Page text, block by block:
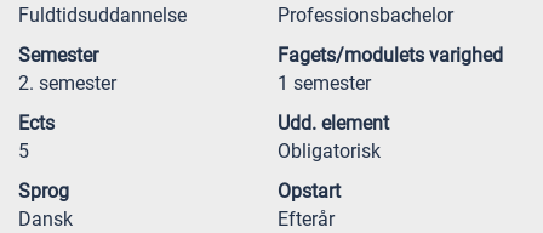
Fuldtidsuddannelse
Professionsbachelor
Semester
2. semester
Fagets/modulets varighed
1 semester
Ects
5
Udd. element
Obligatorisk
Sprog
Dansk
Opstart
Efterår